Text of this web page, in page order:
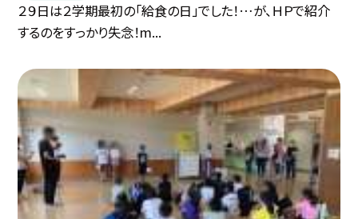
２９日は２学期最初の「給食の日」でした！…が、ＨＰで紹介
するのをすっかり失念！m...